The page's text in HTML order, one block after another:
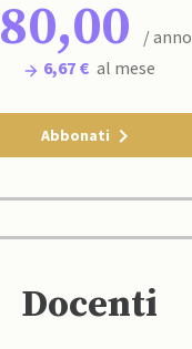
80,00
/ anno
6,67 € al mese
Abbonati
Docenti